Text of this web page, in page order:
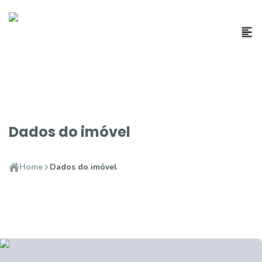
Dados do imóvel
Home Dados do imóvel